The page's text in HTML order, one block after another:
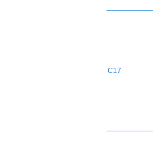
C17